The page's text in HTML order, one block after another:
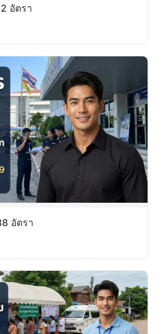
อัตรา
อัตรา